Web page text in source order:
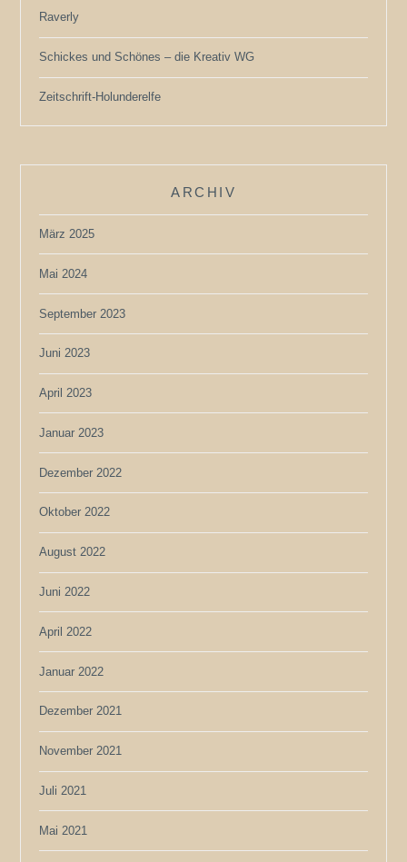
Raverly
Schickes und Schönes – die Kreativ WG
Zeitschrift-Holunderelfe
ARCHIV
März 2025
Mai 2024
September 2023
Juni 2023
April 2023
Januar 2023
Dezember 2022
Oktober 2022
August 2022
Juni 2022
April 2022
Januar 2022
Dezember 2021
November 2021
Juli 2021
Mai 2021